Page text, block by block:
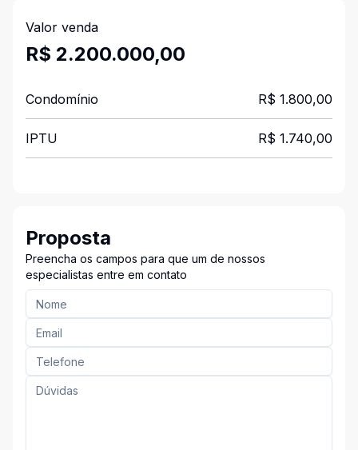
Valor venda
R$ 2.200.000,00
Condomínio R$ 1.800,00
IPTU R$ 1.740,00
Proposta
Preencha os campos para que um de nossos
especialistas entre em contato